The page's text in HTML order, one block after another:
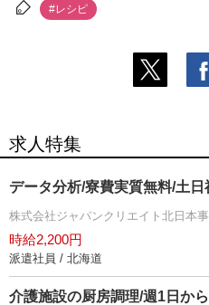
#レシピ
求人特集
データ分析/寮費実質無料/土
株式会社ジャパンクリエイト北日本
時給2,200円
派遣社員 / 北海道
介護施設の厨房調理/週1日か